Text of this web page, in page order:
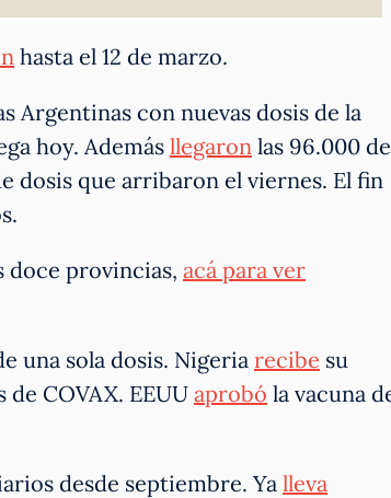
hasta el 12 de marzo.
Argentinas con nuevas dosis de la
hoy. Además llegaron las 96.000 de
dosis que arribaron el viernes. El fin
doce provincias, acá para ver
una sola dosis. Nigeria recibe su
COVAX. EEUU aprobó la vacuna
desde septiembre. Yalleva